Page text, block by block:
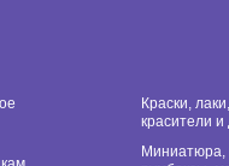
Краски,
красители и
Миниатюра,